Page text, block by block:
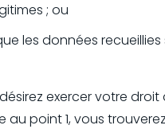
; ou
les données
exercer votre droit
au point 1, vous trouverez